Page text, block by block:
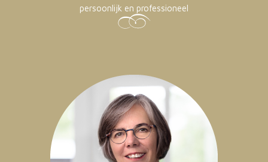
persoonlijk en professioneel